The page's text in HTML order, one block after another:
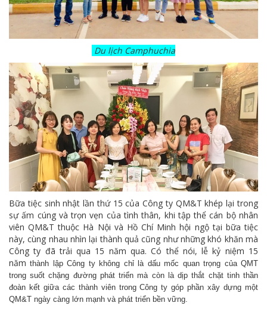
Du lịch Camphuchia
Bữa tiệc sinh nhật lần thứ 15 của Công ty QM&T khép lại trong
sự ấm cúng và trọn vẹn của tình thân, khi tập thể cán bộ nhân
viên QM&T thuộc Hà Nội và Hồ Chí Minh hội ngộ tại bữa tiệc
này, cùng nhau nhìn lại thành quả cũng như những khó khăn mà
Công ty đã trải qua 15 năm qua. Có thể nói, lễ kỷ niệm 15
nămthành lập Công ty không chỉ là dấu mốc quan trọng của QMT
trong suốt chặng đường phát triển mà còn là dịp thắt chặt tinh thần
đoàn kết giữa các thành viên trong Công ty góp phần xây dựng một
QM&T ngày càng lớn mạnh và phát triển bền vững.